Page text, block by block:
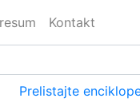
Kontakt
Prelistajte